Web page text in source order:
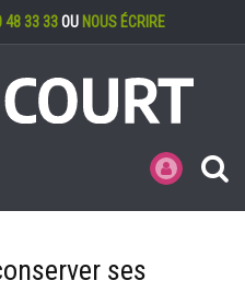
48 33 33OU NOUS ÉCRIRE
MES
ses